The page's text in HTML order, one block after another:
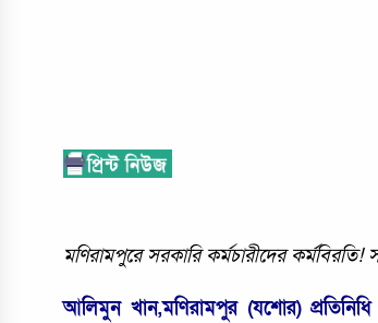
মণিরামপুরে সরকারি কর্মচারীদের কর্মবিরতি!
আলিমুন খান,মণিরামপুর (যশোর) প্রতিনিধি